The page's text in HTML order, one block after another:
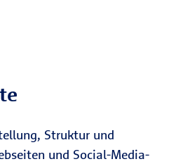
Struktur und
und Social-Media-